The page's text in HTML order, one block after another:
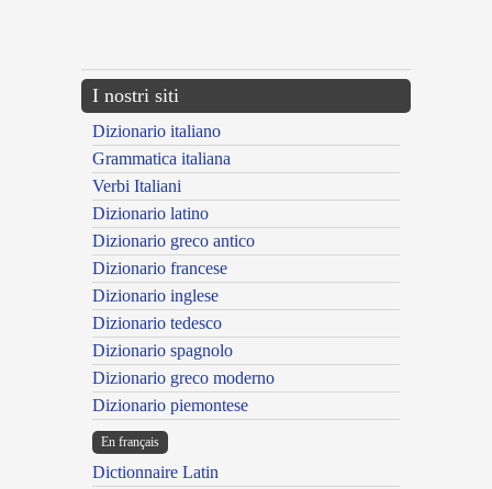
I nostri siti
Dizionario italiano
Grammatica italiana
Verbi Italiani
Dizionario latino
Dizionario greco antico
Dizionario francese
Dizionario inglese
Dizionario tedesco
Dizionario spagnolo
Dizionario greco moderno
Dizionario piemontese
En français
Dictionnaire Latin